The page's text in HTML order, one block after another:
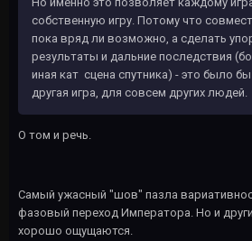
собственную игру. Потому что
пока вряд ли возможно, а сделать
результаты и дальние последствия
иная кат сцена спутника) - это было
другая игра, для совсем других людей.
О том и речь.
Самый ужасный "шов" пазла
фазовый переход Императора. Но и
хорошо ощущаются.